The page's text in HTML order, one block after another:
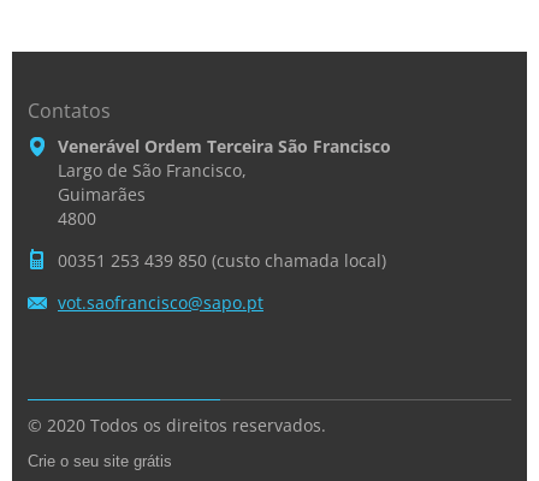
Contatos
Venerável Ordem Terceira São Francisco
Largo de São Francisco,
Guimarães
4800
00351 253 439 850 (custo chamada local)
vot.saofrancisco@sapo.pt
© 2020 Todos os direitos reservados.
Crie o seu site grátis